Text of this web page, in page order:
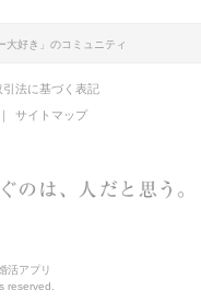
大好き」のコミュニティ
引法に基づく表記
サイトマップ
活アプリ
reserved.